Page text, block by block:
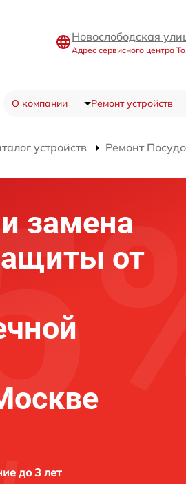
Новослободская
Адрес сервисного центра
О компании Ремонт устройств
устройств Ремонт
замена
от
до 3 лет